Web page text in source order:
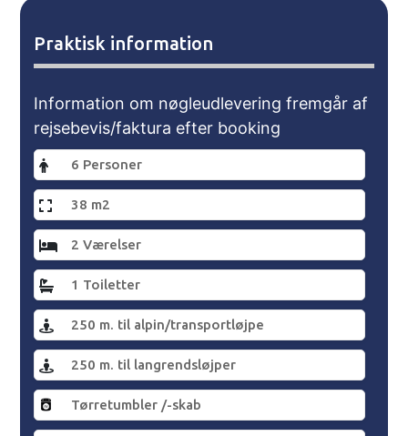
Praktisk information
Information om nøgleudlevering fremgår af
rejsebevis/faktura efter booking
6 Personer
38 m2
2 Værelser
1 Toiletter
250 m. til alpin/transportløjpe
250 m. til langrendsløjper
Tørretumbler /-skab